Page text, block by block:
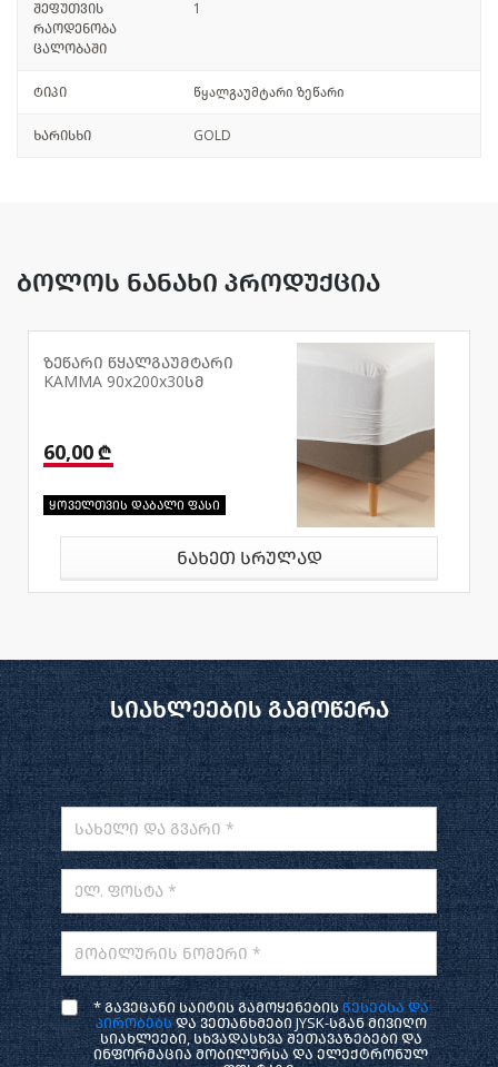
შეფუთვის
რაოდენობა
ცალობაში
1
ტიპი წყალგაუმტარი ზეწარი
ხარისხი GOLD
ბოლოს ნანახი პროდუქცია
ზეწარი წყალგაუმტარი
KAMMA 90x200x30სმ
60,00 ₾
ყოველთვის დაბალი ფასი
ნახეთ სრულად
სიახლეების გამოწერა
სახელი და გვარი *
ელ. ფოსტა *
მობილურის ნომერი *
* გავეცანი საიტის გამოყენებისწესებსა და
პირობებსდა ვეთანხმები JYSK-სგან მივიღო
სიახლეები, სხვადასხვა შეთავაზებები და
ინფორმაცია მობილურსა და ელექტრონულ